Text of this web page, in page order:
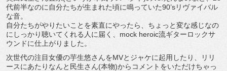
代前半なのに自分たちが生まれた頃に鳴っていた90’sリヴァイバル
な音。
自分たちがやりたいことを素直にやったら、ちょっと変な感じなの
にしっかり聴いてくれる人に届く、mock heroic流ギターロックサ
ウンドに仕上がりました。
次世代の注目女優の芋生悠さんをMVとジャケに起用したり、リリ
ースにあたりなんと民生さん(本物)からコメントをいただけちゃっ